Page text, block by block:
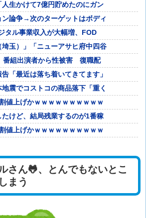
人生かけて7億円貯めたのにガン
ン論争→次のターゲットはボディ
タル事業収入が大幅増、FOD
埼玉）」「ニューアサヒ府中四谷
番組出演者から性被害 復職配
「最近は落ち着いてきてます」
地震でコストコの商品落下「重く
値上げかｗｗｗｗｗｗｗｗｗｗ
けど、結局残業するのが1番稼
値上げかｗｗｗｗｗｗｗｗｗｗ
さん🐸、とんでもないとこ
まう